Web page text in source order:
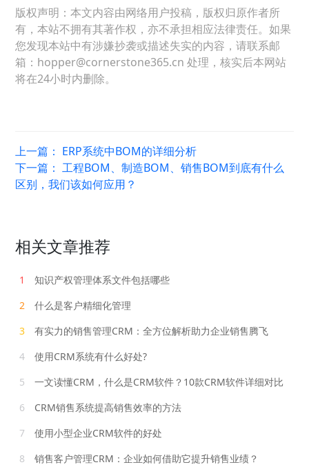
版权声明：本文内容由网络用户投稿，版权归原作者所
有，本站不拥有其著作权，亦不承担相应法律责任。如果
您发现本站中有涉嫌抄袭或描述失实的内容，请联系邮
箱：hopper@cornerstone365.cn 处理，核实后本网站
将在24小时内删除。
上一篇： ERP系统中BOM的详细分析
下一篇：工程BOM、制造BOM、销售BOM到底有什么
区别，我们该如何应用？
相关文章推荐
1
知识产权管理体系文件包括哪些
2
什么是客户精细化管理
3
有实力的销售管理CRM：全方位解析助力企业销售腾飞
4
使用CRM系统有什么好处?
5
一文读懂CRM，什么是CRM软件？10款CRM软件详细对比
6
CRM销售系统提高销售效率的方法
7
使用小型企业CRM软件的好处
8
销售客户管理CRM：企业如何借助它提升销售业绩？